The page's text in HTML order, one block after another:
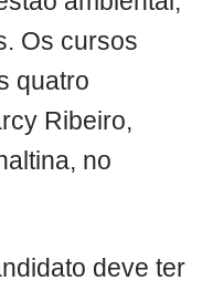
Os cursos
quatro
Ribeiro,
no
deve ter